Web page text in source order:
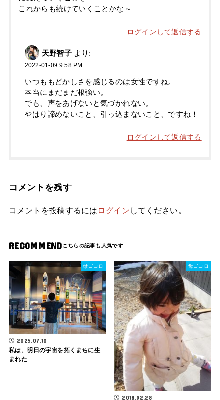
これからも続けていくことかな～
ログインして返信する
天野智子 より:
2022-01-09 9:58 PM
いつももどかしさを感じるのは女性ですね。
本当にまだまだ根強い。
でも、声をあげないと気づかれない。
やはり諦めないこと、引っ込まないこと、ですね！
ログインして返信する
コメントを残す
コメントを投稿するには ログイン してください。
RECOMMEND
母ゴコロ
2025.07.10
私は、明日の宇宙を拓くまちに生
まれた
母ゴコロ
2018.02.28